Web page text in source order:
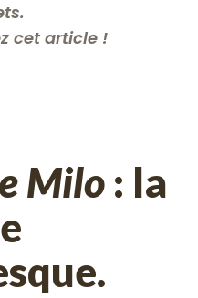
cet article !
Milo : la